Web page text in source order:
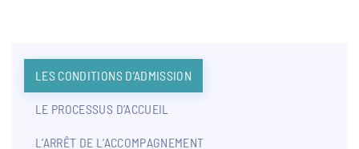
LES CONDITIONS D’ADMISSION
LE PROCESSUS D’ACCUEIL
L’ARRÊT DE L’ACCOMPAGNEMENT